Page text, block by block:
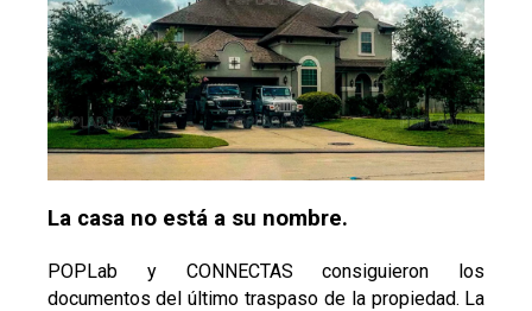
La casa no está a su nombre.
POPLab y CONNECTAS consiguieron los
documentos del último traspaso de la propiedad. La